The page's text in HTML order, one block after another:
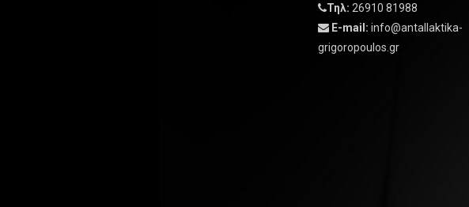
Τηλ: 26910 81988
E-mail: info@antallaktika-
grigoropoulos.gr